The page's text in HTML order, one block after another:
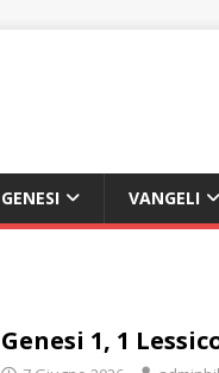
GENESI VANGELI
Genesi 1, 1